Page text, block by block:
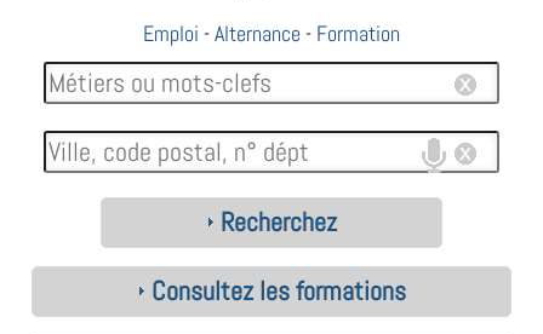
Emploi -Alternance - Formation
Recherchez
Consultez les formations